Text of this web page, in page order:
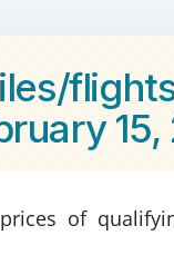
15,
of